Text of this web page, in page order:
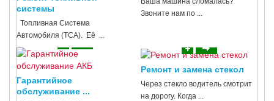
системы
Топливная Система
Автомобиля (ТСА). Её ...
Звоните нам по ...
Гарантийное
обслуживание ...
Ремонт и замена стекол
Через стекло водитель смотрит
на дорогу. Когда ...